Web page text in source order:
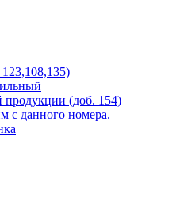
продукции (доб. 154)
с данного номера.